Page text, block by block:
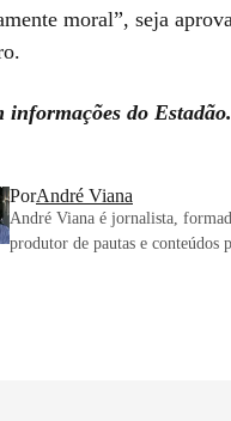
moral”, seja
informações do Estadão.
PorAndré Viana
André Viana é jornalista,
produtor de pautas e conteúdos